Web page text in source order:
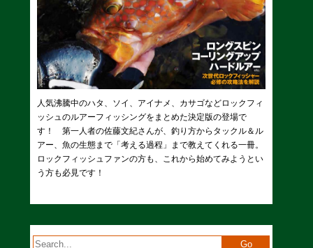
人気沸騰中のハタ、ソイ、アイナメ、カサゴなどロックフィ
ッシュのルアーフィッシングをまとめた決定版の登場で
す！ 第一人者の佐藤文紀さんが、釣り方からタックル＆ル
アー、魚の生態まで「考える過程」まで教えてくれる一冊。
ロックフィッシュファンの方も、これから始めてみようとい
う方も必見です！